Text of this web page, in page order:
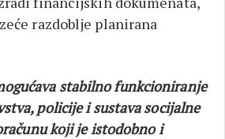
razdoblje planirana
stabilno funkcioniranje
policije i sustava socijalne
koji je istodobno i